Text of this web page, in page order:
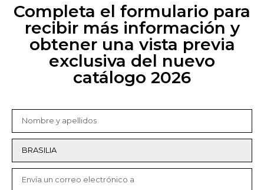
Completa el formulario para
recibir más información y
obtener una vista previa
exclusiva del nuevo
catálogo 2026